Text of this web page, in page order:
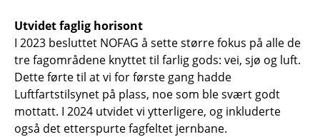
Utvidet faglig horisont
I 2023 besluttet NOFAG å sette større fokus på alle de
tre fagområdene knyttet til farlig gods: vei, sjø og luft.
Dette førte til at vi for første gang hadde
Luftfartstilsynet på plass, noe som ble svært godt
mottatt. I 2024 utvidet vi ytterligere, og inkluderte
også det etterspurte fagfeltet jernbane.